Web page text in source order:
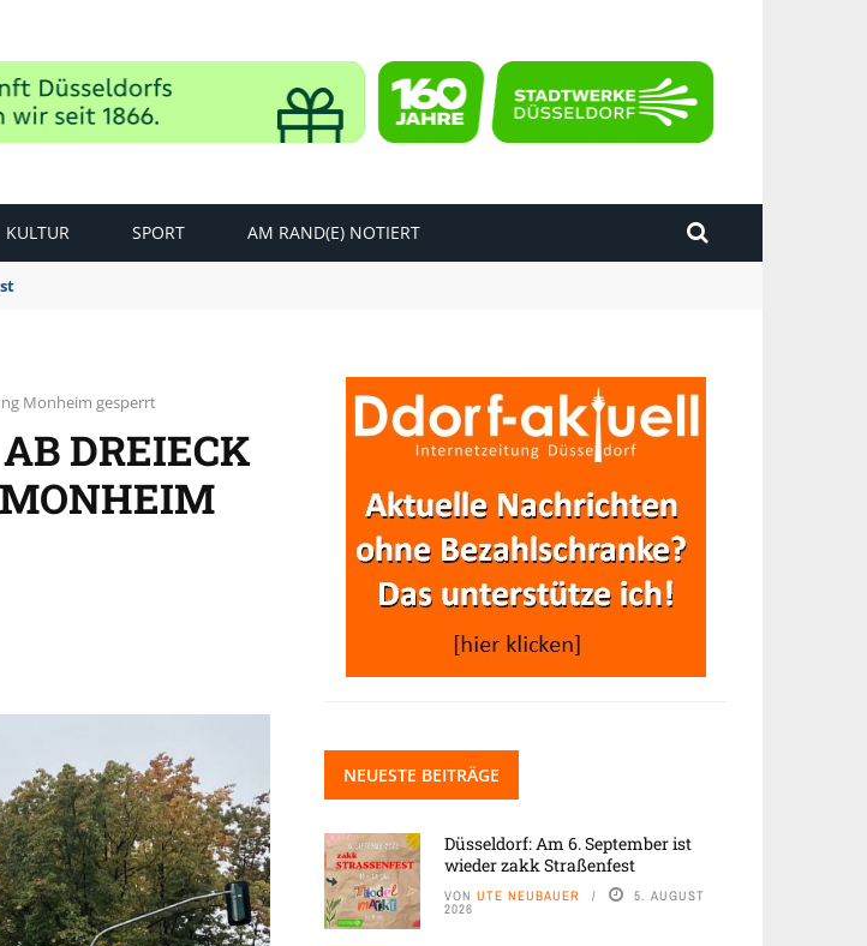
KULTUR SPORT AM RAND(E) NOTIERT
Monheim gesperrt
DREIECK
MONHEIM
NEUESTE BEITRÄGE
Düsseldorf: Am 6. September ist
wieder zakk Straßenfest
VON UTE NEUBAUER 5. AUGUST
2026